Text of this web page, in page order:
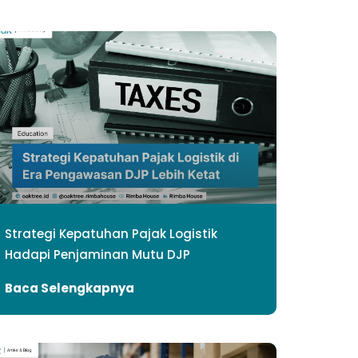
Strategi Kepatuhan Pajak Logistik
Hadapi Penjaminan Mutu DJP
Baca Selengkapnya